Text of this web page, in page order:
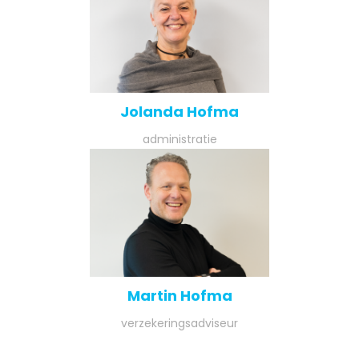
Jolanda Hofma
administratie
Martin Hofma
verzekeringsadviseur